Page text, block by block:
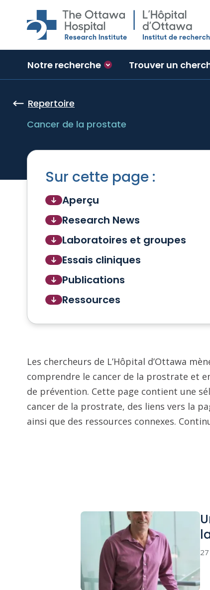
Skip to main content
Notre recherche Trouver un
Repertoire
Cancer de la prostate
Sur cette page :
Aperçu
Research News
Laboratoires et groupes
Essais cliniques
Publications
Ressources
Les chercheurs de L’Hôpital d’Ottawa
comprendre le cancer de la prostrate et
de prévention. Cette page contient une
cancer de la prostrate, des liens vers la
ainsi que des ressources connexes.